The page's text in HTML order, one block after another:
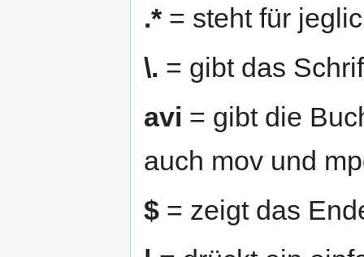
.* = steht für
\. = gibt das
avi = gibt die
auch mov und
$ = zeigt das